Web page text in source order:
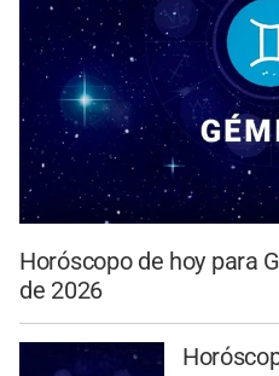
Horóscopo de hoy para
de 2026